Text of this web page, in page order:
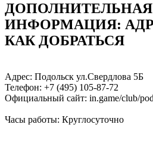
ДОПОЛНИТЕЛЬНАЯ
ИНФОРМАЦИЯ:
КАК ДОБРАТЬСЯ
Адрес: Подольск ул.Свердлова 5Б
Телефон: +7 (495) 105-87-72
Официальный сайт: in.game/club/
Часы работы: Круглосуточно